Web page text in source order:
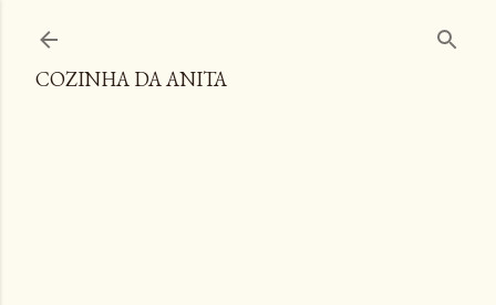
COZINHA DA ANITA